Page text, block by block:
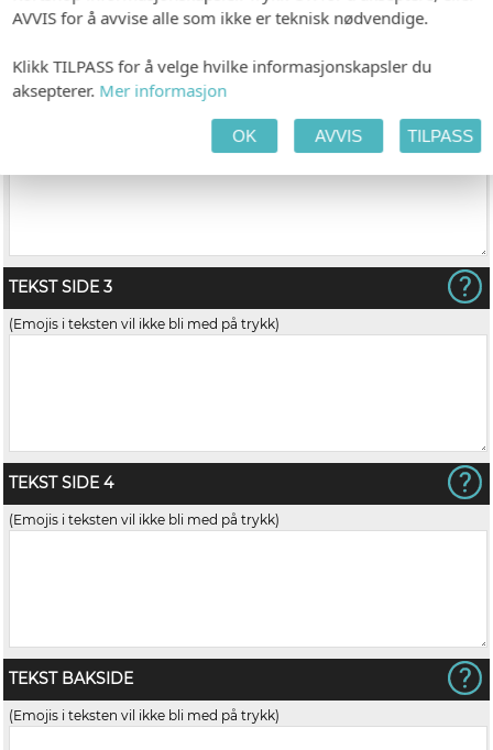
TEKST SIDE 2
(Emojis i teksten vil ikke bli med på trykk)
TEKST SIDE 3
(Emojis i teksten vil ikke bli med på trykk)
TEKST SIDE 4
(Emojis i teksten vil ikke bli med på trykk)
TEKST BAKSIDE
(Emojis i teksten vil ikke bli med på trykk)
AVVIS for å avvise alle som ikke er teknisk nødvendige.
Klikk TILPASS for å velge hvilke informasjonskapsler du
aksepterer. Mer informasjon
OK AVVIS TILPASS